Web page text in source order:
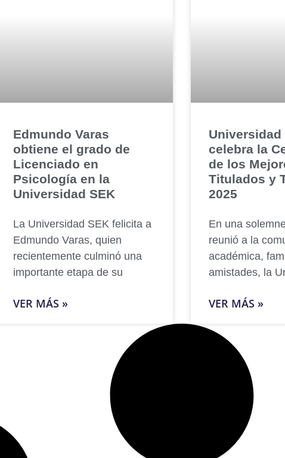
Edmundo Varas
obtiene el grado de
Licenciado en
Psicología en la
Universidad SEK
La Universidad SEK felicita a
Edmundo Varas, quien
recientemente culminó una
importante etapa de su
VER MÁS »
Universidad
celebra la
de los
Titulados y
2025
En una
reunió a la
académica,
amistades, la
VER MÁS »